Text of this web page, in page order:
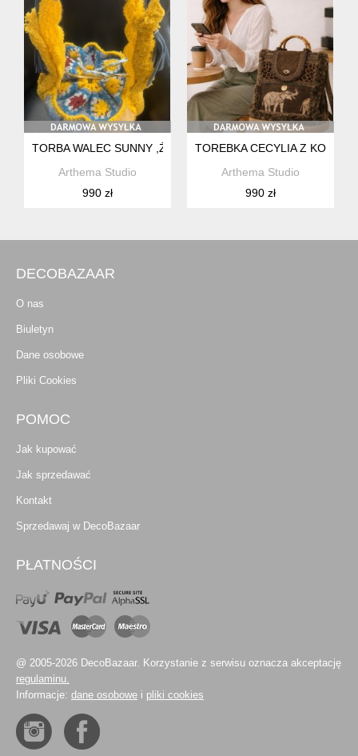
TORBA WALEC SUNNY ,ŻÓŁTA Z FRĘDZELKAMI
Arthema Studio
990 zł
TOREBKA CECYLIA Z
Arthema Studio
990 zł
DECOBAZAAR
O nas
Biuletyn
Dane osobowe
Pliki Cookies
POMOC
Jak kupować
Jak sprzedawać
Kontakt
Sprzedawaj w DecoBazaar
PŁATNOŚCI
@ 2005-2026 DecoBazaar. Korzystanie z serwisu oznacza akceptację
regulaminu.
Informacje: dane osobowe i pliki cookies